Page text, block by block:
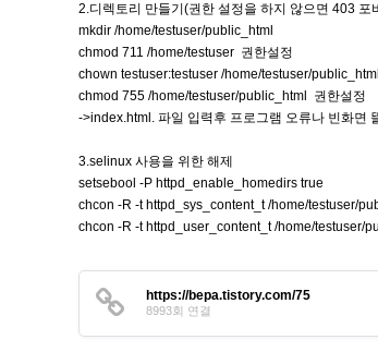
2.디렉토리 만들기(권한 설정을 하지 않으면 403 포
mkdir /home/testuser/public_html
chmod 711 /home/testuser 권한설정
chown testuser:testuser /home/testuser/
chmod 755 /home/testuser/public_html 권한설정
->index.html. 파일 입력후 프로그램 오류나 빈화면
3.selinux 사용을 위한 해제
setsebool -P httpd_enable_homedirs true
chcon -R -t httpd_sys_content_t /home/testuser/
chcon -R -t httpd_user_content_t /home/testuser/
https://bepa.tistory.com/75
8993회 연결